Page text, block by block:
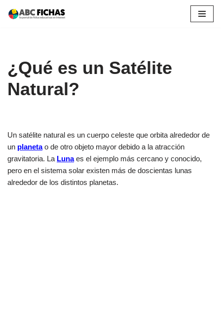
¿Qué es un Satélite
Natural?
Un satélite natural es un cuerpo celeste que orbita alrededor de
un planetao de otro objeto mayor debido a la atracción
gravitatoria. La Lunaes el ejemplo más cercano y conocido,
pero en el sistema solar existen más de doscientas lunas
alrededor de los distintos planetas.